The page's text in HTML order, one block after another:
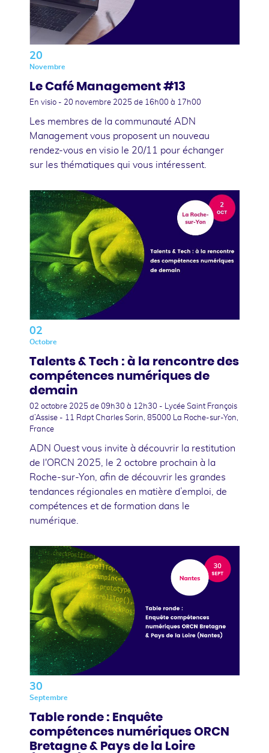
20
Novembre
Le Café Management #13
En visio - 20 novembre 2025 de 16h00 à 17h00
Les membres de la communauté ADN
Management vous proposent un nouveau
rendez-vous en visio le 20/11 pour échanger
sur les thématiques qui vous intéressent.
02
Octobre
Talents & Tech : à la rencontre des
compétences numériques de
demain
02 octobre 2025 de 09h30 à 12h30 - Lycée Saint François
d’Assise - 11 Rdpt Charles Sorin, 85000 La Roche-sur-Yon,
France
ADN Ouest vous invite à découvrir la restitution
de l'ORCN 2025, le 2 octobre prochain à la
Roche-sur-Yon, afin de découvrir les grandes
tendances régionales en matière d’emploi, de
compétences et de formation dans le
numérique.
30
Septembre
Table ronde : Enquête
compétences numériques ORCN
Bretagne & Pays de la Loire